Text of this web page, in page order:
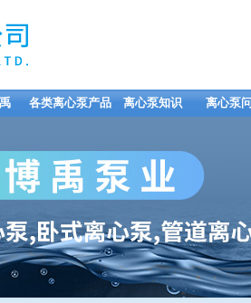
各类离心泵产品 离心泵知识 离心泵